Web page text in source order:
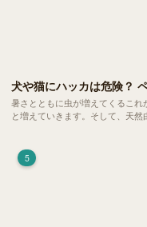
犬や猫にハッカは危険？
暑さとともに虫が増えてくるこれからの季節。 虫よけアイテ
と増えていきます。そして、天
5